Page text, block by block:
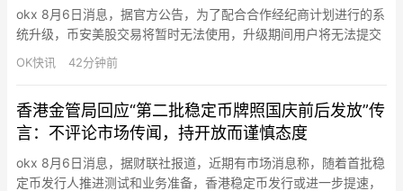
okx 8月6日消息，据官方公告，为了配合合作经纪商计划进行的系
统升级，币安美股交易将暂时无法使用，升级期间用户将无法提交
股票交易订单。系统升级时间为2026年08月08日18:50至2026年
08月08日22:00（东八区时间）。本次系统升级将安排在美股正常
完成或因需要开展额外工作而延长。系统升级完…
OK快讯 42分钟前
香港金管局回应“第二批稳定币牌照国庆前后发放”传
言：不评论市场传闻，持开放而谨慎态度
okx 8月6日消息，据财联社报道，近期有市场消息称，随着首批稳
定币发行人推进测试和业务准备，香港稳定币发行或进一步提速，